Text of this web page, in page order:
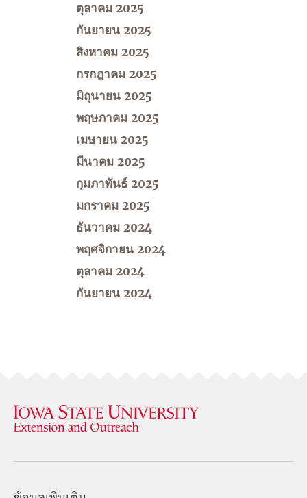
ตุลาคม 2025
กันยายน 2025
สิงหาคม 2025
กรกฎาคม 2025
มิถุนายน 2025
พฤษภาคม 2025
เมษายน 2025
มีนาคม 2025
กุมภาพันธ์ 2025
มกราคม 2025
ธันวาคม 2024
พฤศจิกายน 2024
ตุลาคม 2024
กันยายน 2024